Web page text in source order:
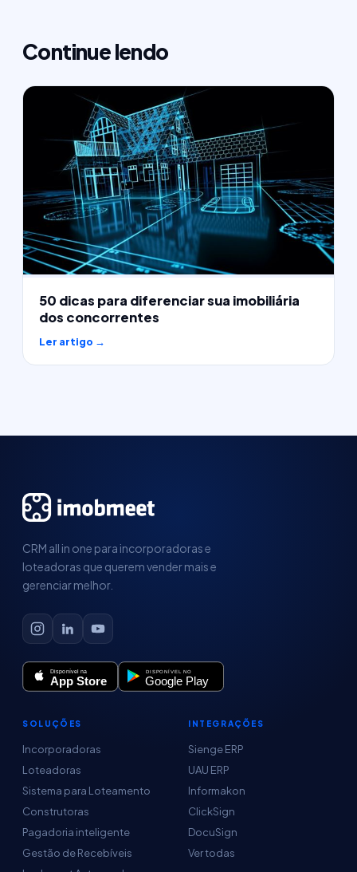
Continue lendo
50 dicas para diferenciar sua imobiliária
dos concorrentes
Ler artigo →
CRM all in one para incorporadoras e
loteadoras que querem vender mais e
gerenciar melhor.
SOLUÇÕES
Incorporadoras
Loteadoras
Sistema para Loteamento
Construtoras
Pagadoria inteligente
Gestão de Recebíveis
INTEGRAÇÕES
Sienge ERP
UAU ERP
Informakon
ClickSign
DocuSign
Ver todas